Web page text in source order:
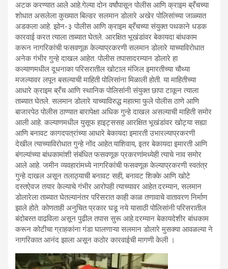
अटक करण्यात आले आहे.गेल्या दोन वर्षांपासून पोलीस आणि क्राइम ब्रँचच्या
शोधात असलेला कुख्यात बिल्डर सलमान डोलारे अखेर पोलिसांच्या जाळ्यात
अडकला आहे. झोन-३ पोलीस आणि क्राइम ब्रँचच्या संयुक्त पथकाने धडक
कारवाई करत त्याला ताब्यात घेतले. आरक्षित भूखंडांवर बेकायदा बांधकाम
करून नागरिकांची फसवणूक केल्याप्रकरणी सलमान डोलारे याच्याविरोधात
अनेक गंभीर गुन्हे दाखल आहेत. पोलीस तपासादरम्यान डोलारे हा
कल्याणमधील दूधनाका परिसरातील खोटाल मंजिल इमारतीच्या चौथ्या
मजल्यावर लपून बसल्याची माहिती पोलिसांना मिळाली होती. या माहितीच्या
आधारे क्राइम ब्रँच आणि स्थानिक पोलिसांनी संयुक्त छापा टाकून त्याला
ताब्यात घेतले. सलमान डोलारे याच्याविरुद्ध महात्मा फुले पोलीस ठाणे आणि
बाजारपेठ पोलीस ठाण्यात बारापेक्षा अधिक गुन्हे दाखल असल्याची माहिती समोर
आली आहे. कल्याणमधील युसूफ हाइट्ससह आरक्षित भूखंडांवर खोट्या सह्या
आणि बनावट कागदपत्रांच्या आधारे बेकायदा इमारती उभारल्याप्रकरणी
देखील त्याच्याविरोधात गुन्हे नोंद आहेत.याशिवाय, इतर बेकायदा इमारती आणि
बंगल्यांच्या बांधकामांशी संबंधित फसवणूक प्रकरणांमध्येही त्याचे नाव समोर
आले आहे. जमीन व्यवहारांमध्ये नागरिकांची फसवणूक केल्याप्रकरणी स्वतंत्र
गुन्हे दाखल असून तलाठ्याची बनावट सही, बनावट शिक्के आणि खोटे
दस्तऐवज तयार केल्याचे गंभीर आरोपही त्याच्यावर आहेत.दरम्यान, सलमान
डोलारेला ताब्यात घेतल्यानंतर परिसरात काही काळ तणावाचे वातावरण निर्माण
झाले होते. कोणताही अनुचित प्रकार घडू नये यासाठी पोलिसांनी परिसरातील
बंदोबस्त वाढविला असून पुढील तपास सुरू आहे.दरम्यान बेकायदेशीर बांधकाम
करून कोटीचा ग्राहकांना गंडा घालणाऱ्या सलमान डोलारे मुसक्या आवळल्या ने
नागरिकात आनंद झाला असून कठोर कारवाईची मागणी केली ।